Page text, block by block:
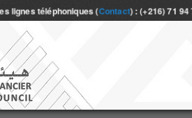
lignes téléphoniques (Contact) : (+216) 71